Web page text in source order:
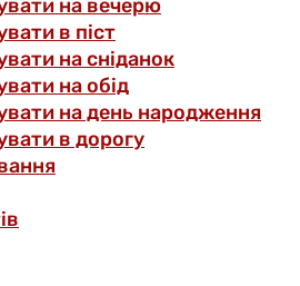
на вечерю
в піст
на сніданок
на обід
на день народження
в дорогу